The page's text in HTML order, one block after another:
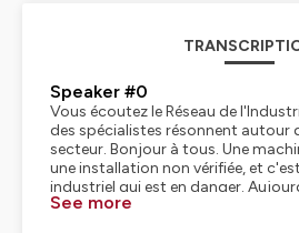
Speaker #0
Vous écoutez le Réseau de
des spécialistes résonnent autour
secteur. Bonjour à tous. Une
une installation non vérifiée, et
industriel qui est en danger.
décryptons l'importance cruciale
See more